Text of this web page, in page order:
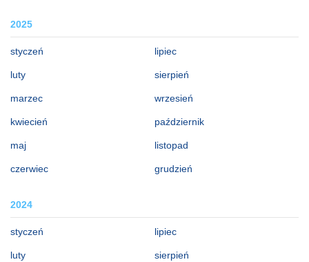
2025
styczeń
luty
marzec
kwiecień
maj
czerwiec
lipiec
sierpień
wrzesień
październik
listopad
grudzień
2024
styczeń
luty
lipiec
sierpień